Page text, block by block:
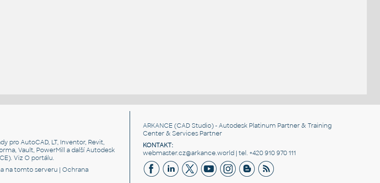
pro AutoCAD, LT, Inventor, Revit,
Vault, PowerMill a další Autodesk
VizO portálu.
na tomto serveru |Ochrana
ARKANCE (CAD Studio) - Autodesk Platinum Partner & Training
Center & Services Partner
KONTAKT:
webmaster.cz@arkance.world | tel. +420 910 970 111